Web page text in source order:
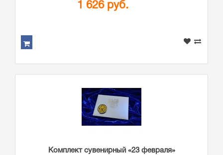
1 626 руб.
Комплект сувенирный «23 февраля»